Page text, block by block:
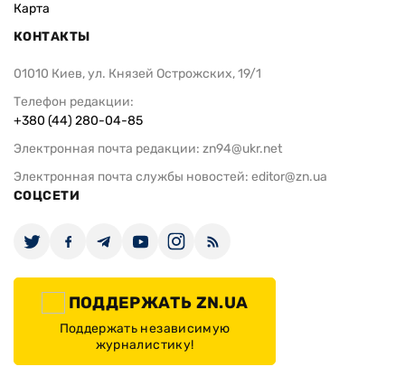
Карта
КОНТАКТЫ
01010 Киев, ул. Князей Острожских, 19/1
Телефон редакции:
+380 (44) 280-04-85
Электронная почта редакции: zn94@ukr.net
Электронная почта службы новостей: editor@zn.ua
СОЦСЕТИ
ПОДДЕРЖАТЬ ZN.UA
Поддержать независимую
журналистику!